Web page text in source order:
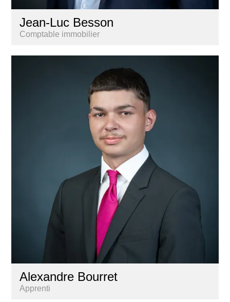
Jean-Luc Besson
Comptable immobilier
Alexandre Bourret
Apprenti